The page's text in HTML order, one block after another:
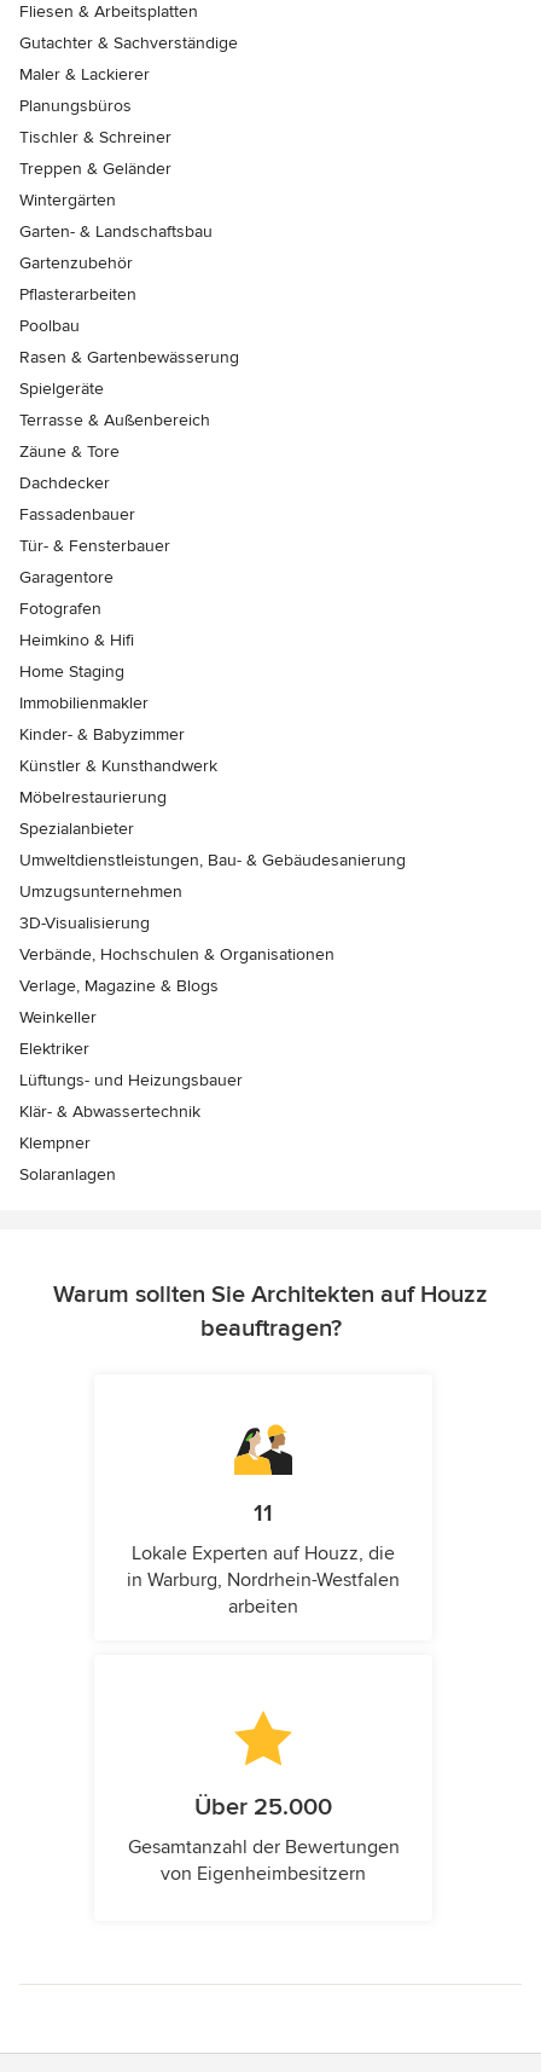
Fliesen & Arbeitsplatten
Gutachter & Sachverständige
Maler & Lackierer
Planungsbüros
Tischler & Schreiner
Treppen & Geländer
Wintergärten
Garten- & Landschaftsbau
Gartenzubehör
Pflasterarbeiten
Poolbau
Rasen & Gartenbewässerung
Spielgeräte
Terrasse & Außenbereich
Zäune & Tore
Dachdecker
Fassadenbauer
Tür- & Fensterbauer
Garagentore
Fotografen
Heimkino & Hifi
Home Staging
Immobilienmakler
Kinder- & Babyzimmer
Künstler & Kunsthandwerk
Möbelrestaurierung
Spezialanbieter
Umweltdienstleistungen, Bau- & Gebäudesanierung
Umzugsunternehmen
3D-Visualisierung
Verbände, Hochschulen & Organisationen
Verlage, Magazine & Blogs
Weinkeller
Elektriker
Lüftungs- und Heizungsbauer
Klär- & Abwassertechnik
Klempner
Solaranlagen
Warum sollten Sie Architekten auf Houzz
beauftragen?
11
Lokale Experten auf Houzz, die
in Warburg, Nordrhein-Westfalen
arbeiten
Über 25.000
Gesamtanzahl der Bewertungen
von Eigenheimbesitzern